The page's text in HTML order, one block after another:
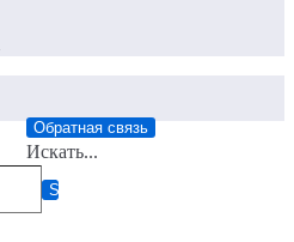
Обратная связь
Искать...